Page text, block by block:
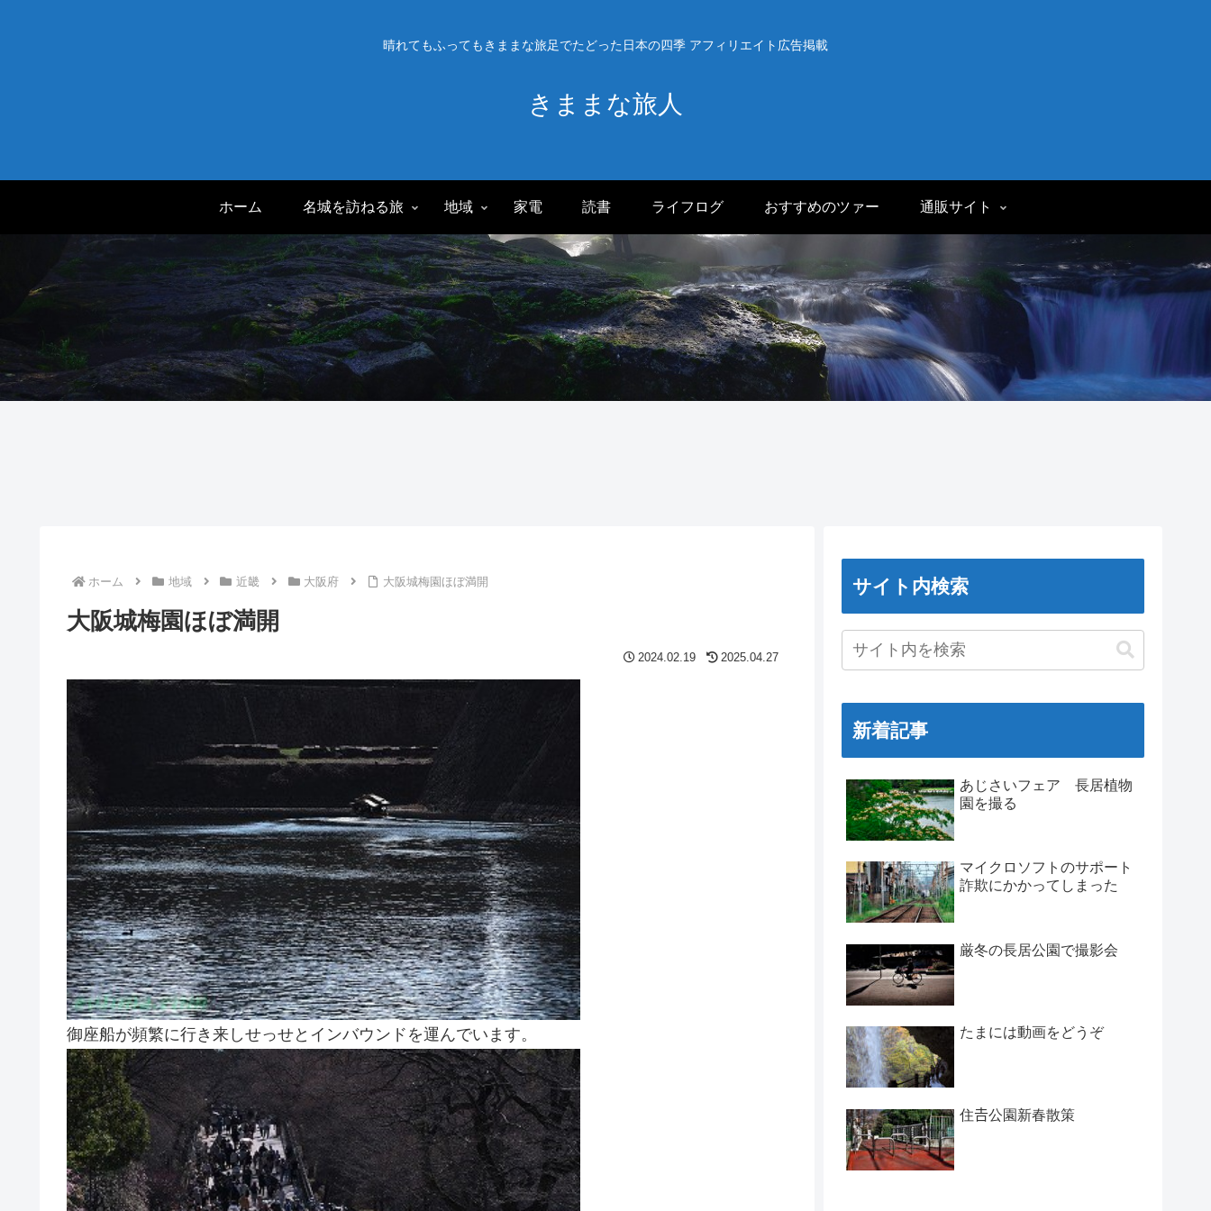
晴れてもふってもきままな旅足でたどった日本の四季 アフィリエイト広告掲載
きままな旅人
ホーム 名城を訪ねる旅 地域 家電 読書 ライフログ おすすめのツァー 通販サイト
ホーム 地域 近畿 大阪府 大阪城梅園ほぼ満開
大阪城梅園ほぼ満開
2024.02.19 2025.04.27
御座船が頻繁に行き来しせっせとインバウンドを運んでいます。
サイト内検索
新着記事
あじさいフェア 長居植物
園を撮る
マイクロソフトのサポート
詐欺にかかってしまった
厳冬の長居公園で撮影会
たまには動画をどうぞ
住𠮷公園新春散策